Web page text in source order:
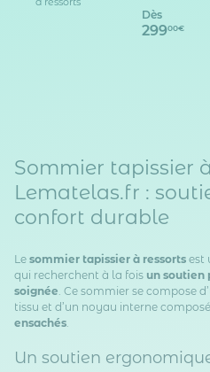
Dès
29900€
Sommier tapissier
Lematelas.fr :
confort durable
Le sommier tapissier à ressorts est
qui recherchent à la fois un soutien
soignée. Ce sommier se compose
tissu et d’un noyau interne
ensachés.
Un soutien